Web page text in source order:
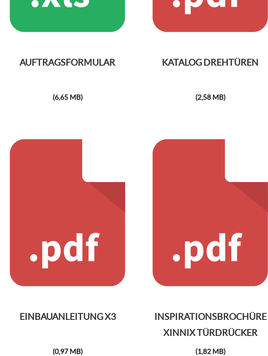
AUFTRAGSFORMULAR
(6,65 MB)
KATALOG DREHTÜREN
(2,58 MB)
EINBAUANLEITUNG X3
(0,97 MB)
INSPIRATIONSBROCHÜRE
XINNIX TÜRDRÜCKER
(1,82 MB)